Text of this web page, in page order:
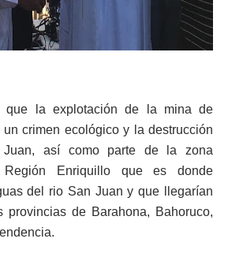
que la explotación de la mina de
un crimen ecológico y la destrucción
así como parte de la zona
Enriquillo que es donde
del rio San Juan y que llegarían
provincias de Barahona, Bahoruco,